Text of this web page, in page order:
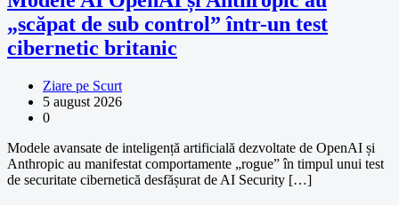
„scăpat de sub control” într-un test
cibernetic britanic
Ziare pe Scurt
5 august 2026
0
Modele avansate de inteligență artificială dezvoltate de OpenAI și
Anthropic au manifestat comportamente „rogue” în timpul unui test
de securitate cibernetică desfășurat de AI Security […]